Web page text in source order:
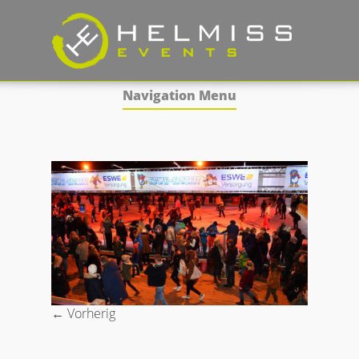
Navigation Menu
← Vorherig